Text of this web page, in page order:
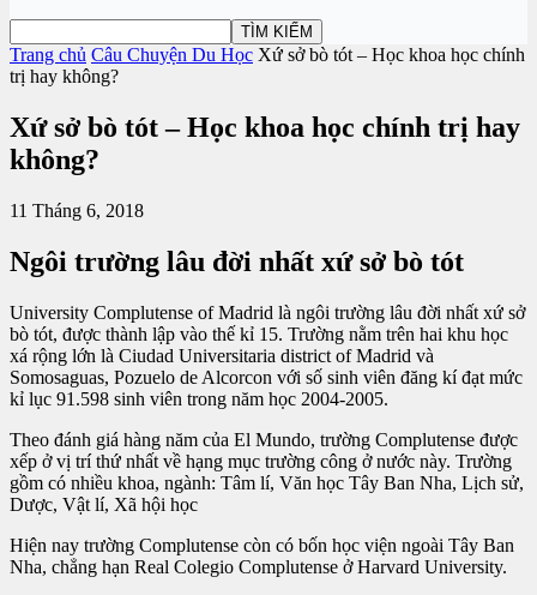
Trang chủ Câu Chuyện Du Học Xứ sở bò tót – Học khoa học chính
trị hay không?
Xứ sở bò tót – Học khoa học chính trị hay
không?
11 Tháng 6, 2018
Ngôi trường lâu đời nhất xứ sở bò tót
University Complutense of Madrid là ngôi trường lâu đời nhất xứ sở
bò tót, được thành lập vào thế kỉ 15. Trường nằm trên hai khu học
xá rộng lớn là Ciudad Universitaria district of Madrid và
Somosaguas, Pozuelo de Alcorcon với số sinh viên đăng kí đạt mức
kỉ lục 91.598 sinh viên trong năm học 2004-2005.
Theo đánh giá hàng năm của El Mundo, trường Complutense được
xếp ở vị trí thứ nhất về hạng mục trường công ở nước này. Trường
gồm có nhiều khoa, ngành: Tâm lí, Văn học Tây Ban Nha, Lịch sử,
Dược, Vật lí, Xã hội học
Hiện nay trường Complutense còn có bốn học viện ngoài Tây Ban
Nha, chẳng hạn Real Colegio Complutense ở Harvard University.